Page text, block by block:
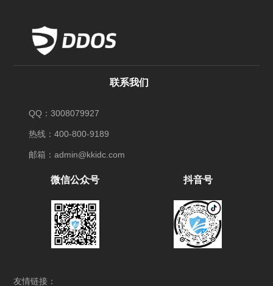
联系我们
QQ：3008079927
热线：400-800-9189
邮箱：admin@kkidc.com
微信公众号 抖音号
友情链接：